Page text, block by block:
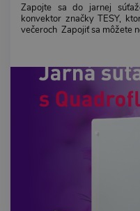
Zapojte sa do jarnej
konvektor značky TESY,
večeroch Zapojiť sa môžete